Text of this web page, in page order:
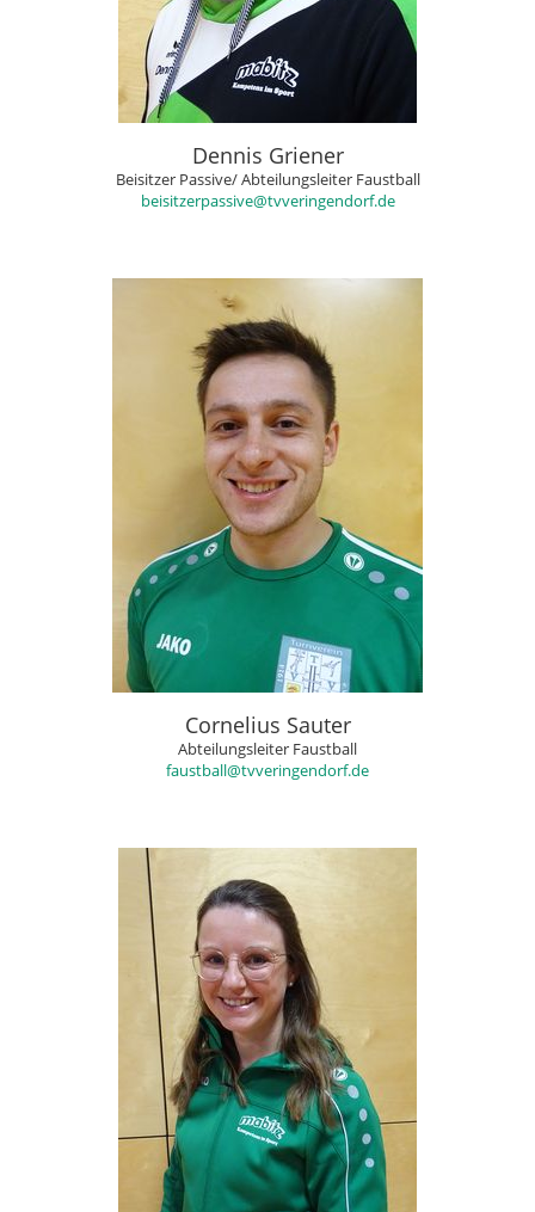
Dennis Griener
Beisitzer Passive/ Abteilungsleiter Faustball
beisitzerpassive@tvveringendorf.de
Cornelius Sauter
Abteilungsleiter Faustball
faustball@tvveringendorf.de